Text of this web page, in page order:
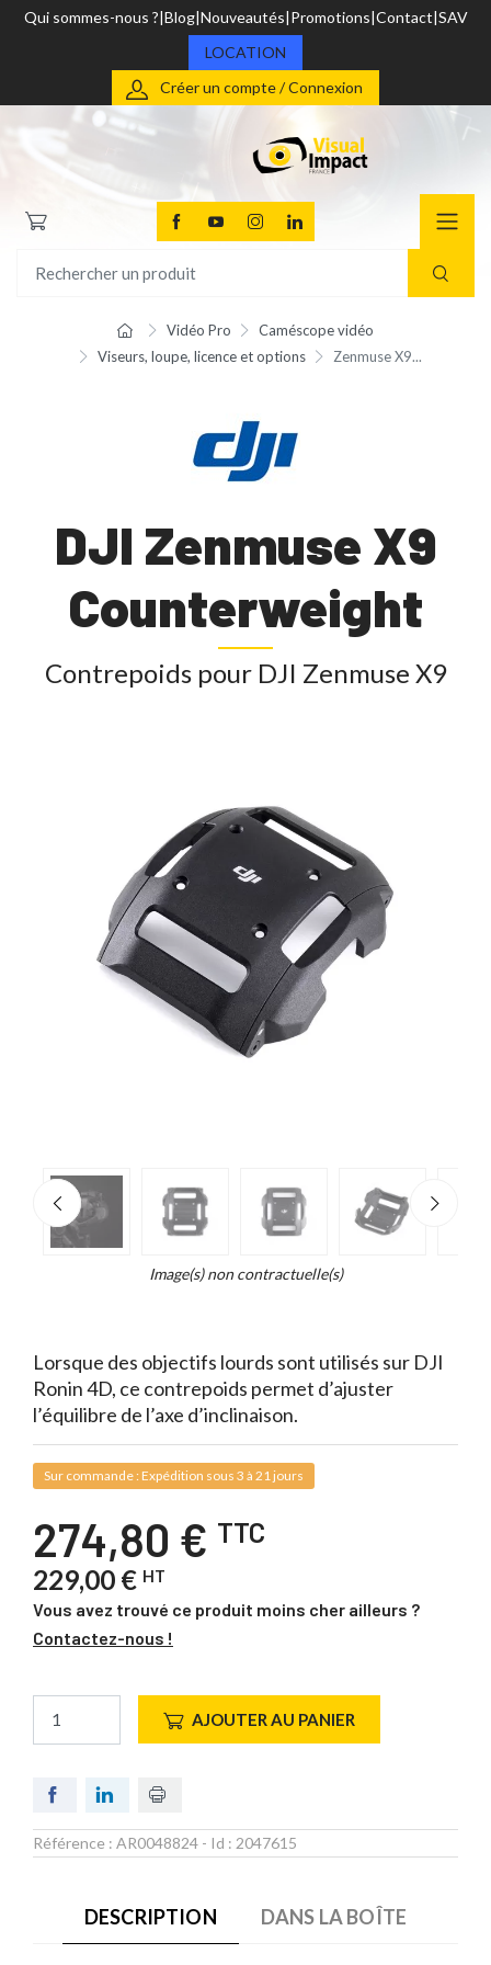
Qui sommes-nous ? Blog Nouveautés Promotions Contact SAV
LOCATION
Créer un compte / Connexion
Vidéo Pro
Caméscope vidéo
Viseurs, loupe, licence et options
Zenmuse X9...
DJI Zenmuse X9
Counterweight
Contrepoids pour DJI Zenmuse X9
Image(s) non contractuelle(s)
Lorsque des objectifs lourds sont utilisés sur DJI
Ronin 4D, ce contrepoids permet d’ajuster
l’équilibre de l’axe d’inclinaison.
Sur commande : Expédition sous 3 à 21 jours
274,80 € TTC
229,00 € HT
Vous avez trouvé ce produit moins cher ailleurs ?
Contactez-nous !
AJOUTER AU PANIER
Référence : AR0048824 - Id : 2047615
DESCRIPTION DANS LA BOÎTE